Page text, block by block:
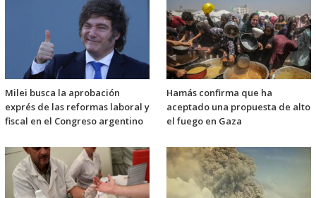
Milei busca la aprobación
exprés de las reformas laboral y
fiscal en el Congreso argentino
Hamás confirma que ha
aceptado una propuesta de alto
el fuego en Gaza